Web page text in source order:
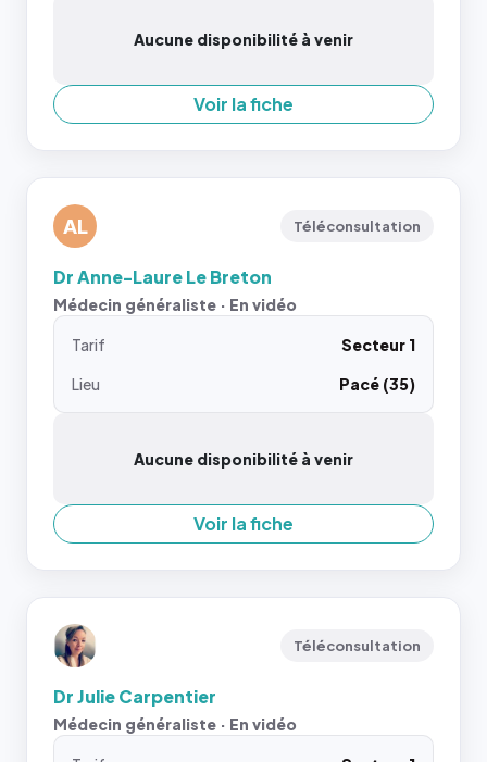
Aucune disponibilité à venir
Voir la fiche
AL Téléconsultation
Dr Anne-Laure Le Breton
Médecin généraliste · En vidéo
Tarif
Secteur 1
Lieu
Pacé (35)
Aucune disponibilité à venir
Voir la fiche
Téléconsultation
Dr Julie Carpentier
Médecin généraliste · En vidéo